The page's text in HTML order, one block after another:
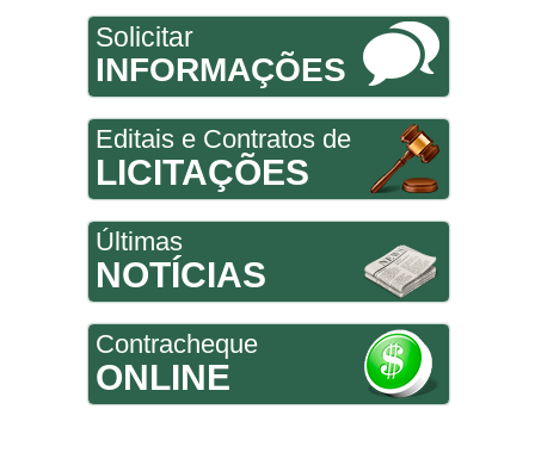
Solicitar
INFORMAÇÕES
Editais e Contratos de
LICITAÇÕES
Últimas
NOTÍCIAS
Contracheque
ONLINE